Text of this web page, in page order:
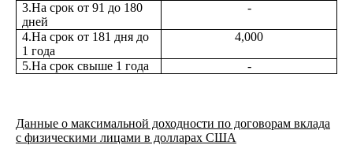
3.На срок от 91 до 180
дней
-
4.На срок от 181 дня до
1 года
4,000
5.На срок свыше 1 года -
Данные о максимальной доходности по договорам вклада
с физическими лицами в долларах США